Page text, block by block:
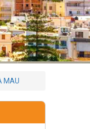
MAU